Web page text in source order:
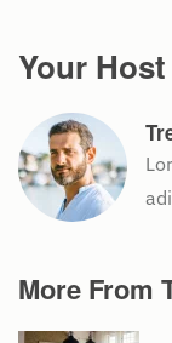
Your Host
More From